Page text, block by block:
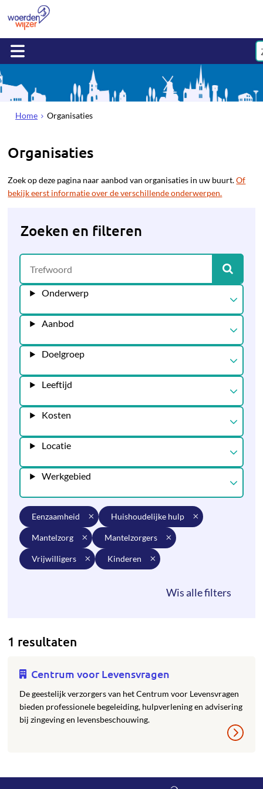
Home Organisaties
Organisaties
Zoek op deze pagina naar aanbod van organisaties in uw buurt.Of
bekijk eerst informatie over de verschillende onderwerpen.
Zoeken en filteren
Onderwerp
Aanbod
Doelgroep
Leeftijd
Kosten
Locatie
Werkgebied
eenzaamheid huishoudelijke hulp
mantelzorg mantelzorgers
vrijwilligers kinderen
1 resultaten
Centrum voor Levensvragen
De geestelijk verzorgers van het Centrum voor Levensvragen
bieden professionele begeleiding, hulpverlening en advisering
bij zingeving en levensbeschouwing.